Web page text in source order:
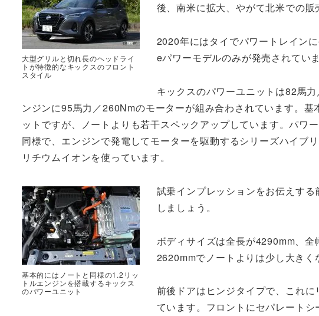
大型グリルと切れ長のヘッドライ
トが特徴的なキックスのフロント
スタイル
後、南米に拡大、やがて北米での販
2020年にはタイでパワートレイン
eパワーモデルのみが発売されていま
キックスのパワーユニットは82馬
ンジンに95馬力／260Nmのモーターが組み合わされています。基
ットですが、ノートよりも若干スペックアップしています。パワ
同様で、エンジンで発電してモーターを駆動するシリーズハイブ
リチウムイオンを使っています。
基本的にはノートと同様の1.2リッ
トルエンジンを搭載するキックス
のパワーユニット
試乗インプレッションをお伝えす
しましょう。
ボディサイズは全長が4290mm、
2620mmでノートよりは少し大きく
前後ドアはヒンジタイプで、これ
ています。フロントにセパレート